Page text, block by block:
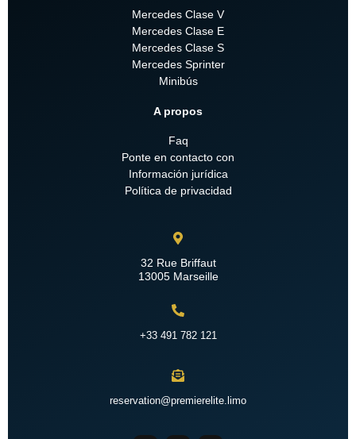
Mercedes Clase V
Mercedes Clase E
Mercedes Clase S
Mercedes Sprinter
Minibús
A propos
Faq
Ponte en contacto con
Información jurídica
Política de privacidad
32 Rue Briffaut
13005 Marseille
+33 491 782 121
reservation@premierelite.limo